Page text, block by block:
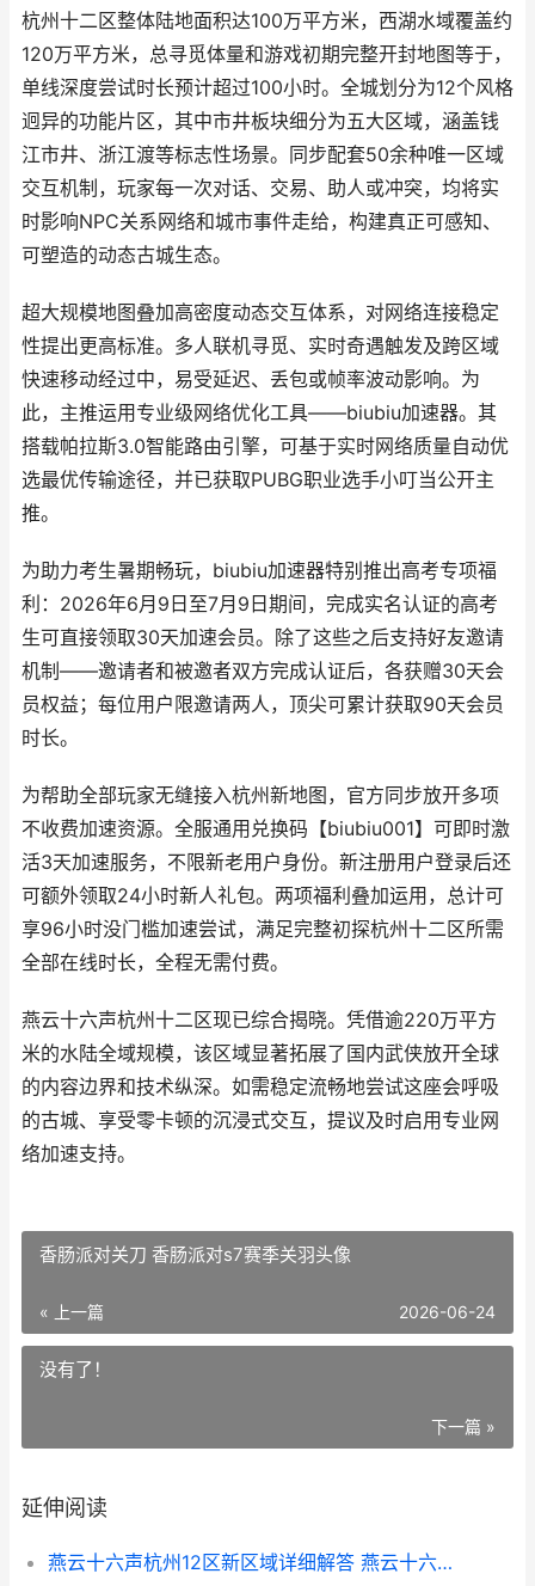
杭州十二区整体陆地面积达100万平方米，西湖水域覆盖约
120万平方米，总寻觅体量和游戏初期完整开封地图等于，
单线深度尝试时长预计超过100小时。全城划分为12个风格
迥异的功能片区，其中市井板块细分为五大区域，涵盖钱
江市井、浙江渡等标志性场景。同步配套50余种唯一区域
交互机制，玩家每一次对话、交易、助人或冲突，均将实
时影响NPC关系网络和城市事件走给，构建真正可感知、
可塑造的动态古城生态。
超大规模地图叠加高密度动态交互体系，对网络连接稳定
性提出更高标准。多人联机寻觅、实时奇遇触发及跨区域
快速移动经过中，易受延迟、丢包或帧率波动影响。为
此，主推运用专业级网络优化工具——biubiu加速器。其
搭载帕拉斯3.0智能路由引擎，可基于实时网络质量自动优
选最优传输途径，并已获取PUBG职业选手小叮当公开主
推。
为助力考生暑期畅玩，biubiu加速器特别推出高考专项福
利：2026年6月9日至7月9日期间，完成实名认证的高考
生可直接领取30天加速会员。除了这些之后支持好友邀请
机制——邀请者和被邀者双方完成认证后，各获赠30天会
员权益；每位用户限邀请两人，顶尖可累计获取90天会员
时长。
为帮助全部玩家无缝接入杭州新地图，官方同步放开多项
不收费加速资源。全服通用兑换码【biubiu001】可即时激
活3天加速服务，不限新老用户身份。新注册用户登录后还
可额外领取24小时新人礼包。两项福利叠加运用，总计可
享96小时没门槛加速尝试，满足完整初探杭州十二区所需
全部在线时长，全程无需付费。
燕云十六声杭州十二区现已综合揭晓。凭借逾220万平方
米的水陆全域规模，该区域显著拓展了国内武侠放开全球
的内容边界和技术纵深。如需稳定流畅地尝试这座会呼吸
的古城、享受零卡顿的沉浸式交互，提议及时启用专业网
络加速支持。
香肠派对关刀 香肠派对s7赛季关羽头像
« 上一篇 2026-06-24
没有了！
下一篇 »
延伸阅读
燕云十六声杭州12区新区域详细解答 燕云十六声杭州网易雷火科技有限公司